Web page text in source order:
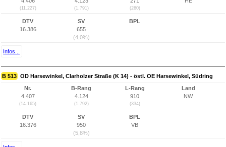
(11.227) (1.791) (260)
DTV
16.386
SV
655
(4,0%)
BPL
Infos...
B 513 OD Harsewinkel, Clarholzer Straße (K 14) - östl. OE Harsewinkel, Südring
Nr.
4.407
(14.165)
B-Rang
4.124
(1.792)
L-Rang
910
(334)
Land
NW
DTV
16.376
SV
950
(5,8%)
BPL
VB